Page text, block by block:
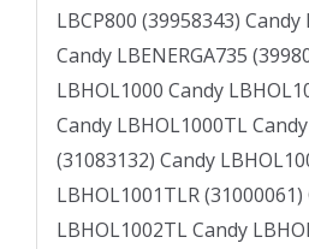
LBCP800 (39958343) Candy
Candy LBENERGA735
LBHOL1000 Candy
Candy LBHOL1000TL
(31083132) Candy
LBHOL1001TLR (31000061)
LBHOL1002TL Candy